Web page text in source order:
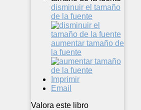
disminuir el tamaño
de la fuente
aumentar tamaño de
la fuente
Imprimir
Email
Valora este libro